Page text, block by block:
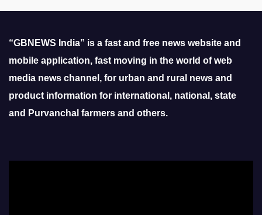
“GBNEWS India” is a fast and free news website and
mobile application, fast moving in the world of web
media news channel, for urban and rural news and
product information for international, national, state
and Purvanchal farmers and others.